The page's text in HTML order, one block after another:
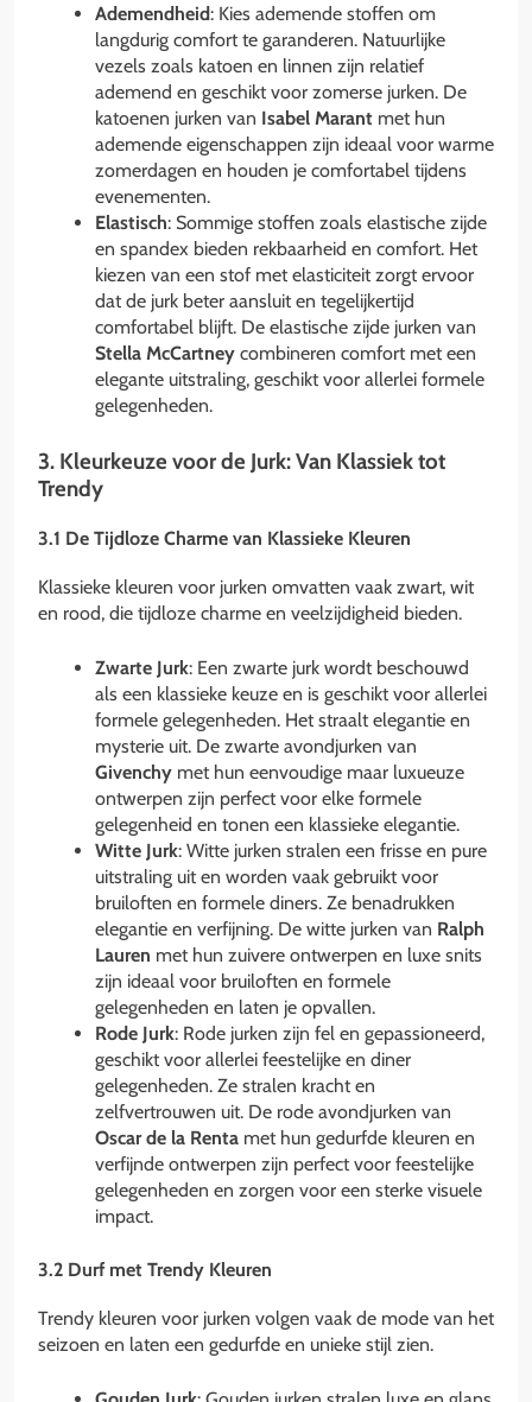
Ademendheid: Kies ademende stoffen om
langdurig comfort te garanderen. Natuurlijke
vezels zoals katoen en linnen zijn relatief
ademend en geschikt voor zomerse jurken. De
katoenen jurken van Isabel Marant met hun
ademende eigenschappen zijn ideaal voor warme
zomerdagen en houden je comfortabel tijdens
evenementen.
Elastisch: Sommige stoffen zoals elastische zijde
en spandex bieden rekbaarheid en comfort. Het
kiezen van een stof met elasticiteit zorgt ervoor
dat de jurk beter aansluit en tegelijkertijd
comfortabel blijft. De elastische zijde jurken van
Stella McCartney combineren comfort met een
elegante uitstraling, geschikt voor allerlei formele
gelegenheden.
3. Kleurkeuze voor de Jurk: Van Klassiek tot
Trendy
3.1 De Tijdloze Charme van Klassieke Kleuren
Klassieke kleuren voor jurken omvatten vaak zwart, wit
en rood, die tijdloze charme en veelzijdigheid bieden.
Zwarte Jurk: Een zwarte jurk wordt beschouwd
als een klassieke keuze en is geschikt voor allerlei
formele gelegenheden. Het straalt elegantie en
mysterie uit. De zwarte avondjurken van
Givenchy met hun eenvoudige maar luxueuze
ontwerpen zijn perfect voor elke formele
gelegenheid en tonen een klassieke elegantie.
Witte Jurk: Witte jurken stralen een frisse en pure
uitstraling uit en worden vaak gebruikt voor
bruiloften en formele diners. Ze benadrukken
elegantie en verfijning. De witte jurken van Ralph
Lauren met hun zuivere ontwerpen en luxe snits
zijn ideaal voor bruiloften en formele
gelegenheden en laten je opvallen.
Rode Jurk: Rode jurken zijn fel en gepassioneerd,
geschikt voor allerlei feestelijke en diner
gelegenheden. Ze stralen kracht en
zelfvertrouwen uit. De rode avondjurken van
Oscar de la Renta met hun gedurfde kleuren en
verfijnde ontwerpen zijn perfect voor feestelijke
gelegenheden en zorgen voor een sterke visuele
impact.
3.2 Durf met Trendy Kleuren
Trendy kleuren voor jurken volgen vaak de mode van het
seizoen en laten een gedurfde en unieke stijl zien.